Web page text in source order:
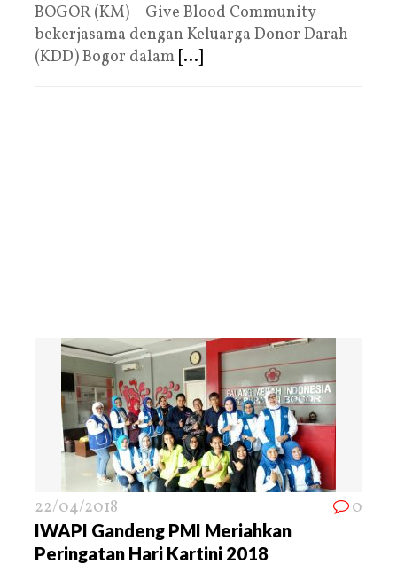
BOGOR (KM) – Give Blood Community
bekerjasama dengan Keluarga Donor Darah
(KDD) Bogor dalam [...]
22/04/2018 0
IWAPI Gandeng PMI Meriahkan
Peringatan Hari Kartini 2018